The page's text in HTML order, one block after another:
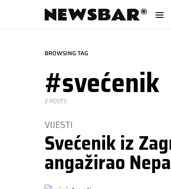
BROWSING TAG
#svećenik
2 POSTS
VIJESTI
Svećenik iz
angažirao